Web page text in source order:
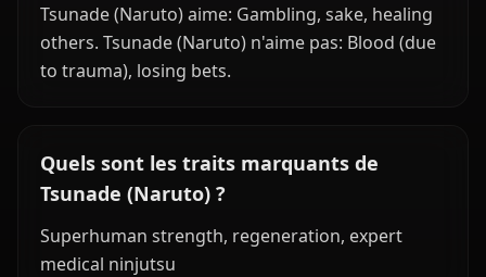
Tsunade (Naruto) aime: Gambling, sake, healing
others. Tsunade (Naruto) n'aime pas: Blood (due
to trauma), losing bets.
Quels sont les traits marquants de
Tsunade (Naruto) ?
Superhuman strength, regeneration, expert
medical ninjutsu